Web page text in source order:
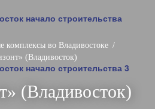
во Владивостоке
(Владивосток)
(Владивосток)